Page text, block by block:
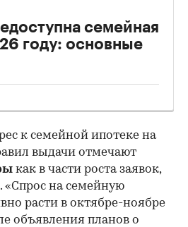
семейная
году: основные
к семейной ипотеке на
выдачи отмечают
как в части роста заявок,
«Спрос на семейную
расти в октябре-ноябре
объявления планов о